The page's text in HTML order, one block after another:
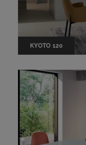
KYOTO 120